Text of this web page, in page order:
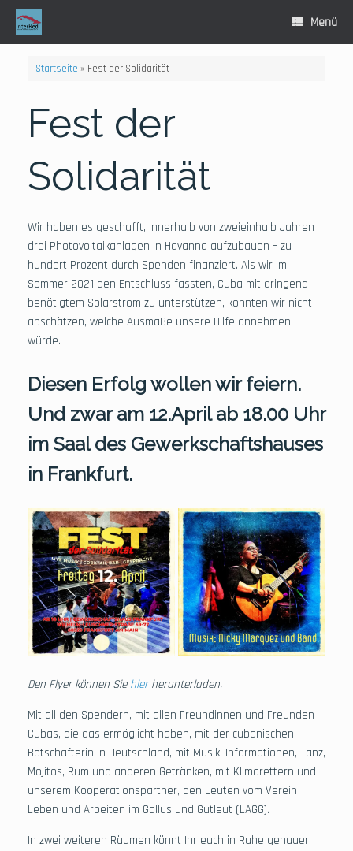
Inhalt
springen
Menü
Startseite » Fest der Solidarität
Fest der
Solidarität
Wir haben es geschafft, innerhalb von zweieinhalb Jahren
drei Photovoltaikanlagen in Havanna aufzubauen – zu
hundert Prozent durch Spenden finanziert. Als wir im
Sommer 2021 den Entschluss fassten, Cuba mit dringend
benötigtem Solarstrom zu unterstützen, konnten wir nicht
abschätzen, welche Ausmaße unsere Hilfe annehmen
würde.
Diesen Erfolg wollen wir feiern.
Und zwar am 12.April ab 18.00 Uhr
im Saal des Gewerkschaftshauses
in Frankfurt.
Den Flyer können Sie hierherunterladen.
Mit all den Spendern, mit allen Freundinnen und Freunden
Cubas, die das ermöglicht haben, mit der cubanischen
Botschafterin in Deutschland, mit Musik, Informationen, Tanz,
Mojitos, Rum und anderen Getränken, mit Klimarettern und
unserem Kooperationspartner, den Leuten vom Verein
Leben und Arbeiten im Gallus und Gutleut (LAGG).
In zwei weiteren Räumen könnt Ihr euch in Ruhe genauer